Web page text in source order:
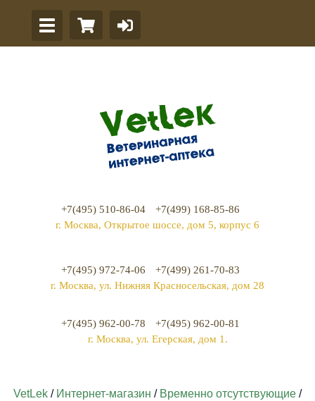
+7(495) 510-86-04
+7(499) 168-85-86
г. Москва, Открытое шоссе, дом 5, корпус 6
+7(495) 972-74-06
+7(499) 261-70-83
г. Москва, ул. Нижняя Красносельская, дом 28
+7(495) 962-00-78
+7(495) 962-00-81
г. Москва, ул. Егерская, дом 1.
VetLek / Интернет-магазин / Временно отсутствующие /